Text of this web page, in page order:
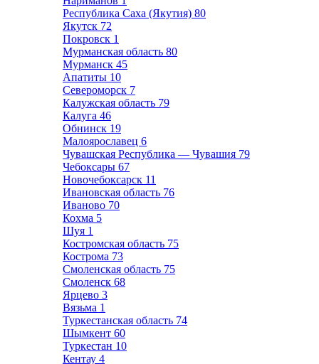
Республика Саха (Якутия) 80
Якутск 72
Покровск 1
Мурманская область 80
Мурманск 45
Апатиты 10
Североморск 7
Калужская область 79
Калуга 46
Обнинск 19
Малоярославец 6
Чувашская Республика — Чувашия 79
Чебоксары 67
Новочебоксарск 11
Ивановская область 76
Иваново 70
Кохма 5
Шуя 1
Костромская область 75
Кострома 73
Смоленская область 75
Смоленск 68
Ярцево 3
Вязьма 1
Туркестанская область 74
Шымкент 60
Туркестан 10
Кентау 4